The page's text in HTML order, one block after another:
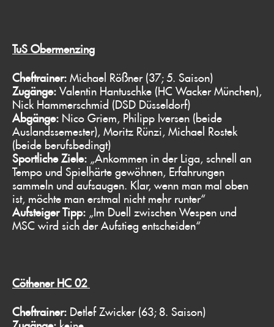
TuS Obermenzing
Cheftrainer: Michael Rößner (37; 5. Saison)
Zugänge: Valentin Hantuschke (HC Wacker München),
Nick Hammerschmid (DSD Düsseldorf)
Abgänge: Nico Griem, Philipp Iversen (beide
Auslandssemester), Moritz Rünzi, Michael Rostek
(beide berufsbedingt)
Sportliche Ziele: „Ankommen in der Liga, schnell an
Tempo und Spielhärte gewöhnen, Erfahrungen
sammeln und aufsaugen. Klar, wenn man mal oben
ist, möchte man erstmal nicht mehr runter“
Aufsteiger Tipp: „Im Duell zwischen Wespen und
MSC wird sich der Aufstieg entscheiden“
Cöthener HC 02
Cheftrainer: Detlef Zwicker (63; 8. Saison)